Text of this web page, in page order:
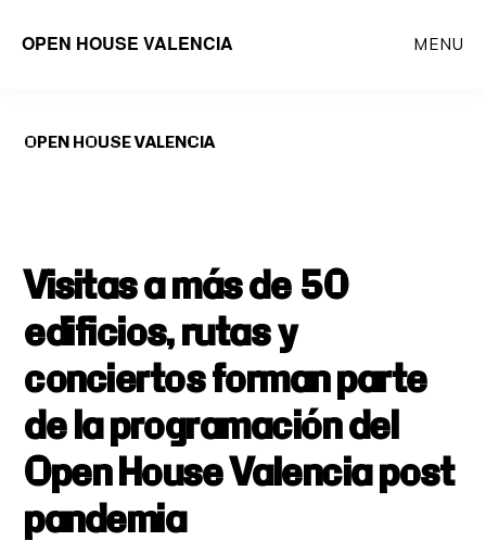
OPEN HOUSE VALENCIA MENU
OPEN HOUSE VALENCIA
Visitas a más de 50
edificios, rutas y
conciertos forman parte
de la programación del
Open House Valencia post
pandemia